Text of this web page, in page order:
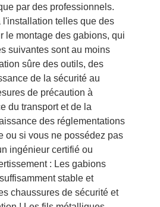
par des professionnels.
telles que des
le montage des gabions, qui
suivantes sont au moins
sûre des outils, des
de la sécurité au
de précaution à
du transport et de la
des réglementations
ou si vous ne possédez pas
ingénieur certifié ou
: Les gabions
stable et
chaussures de sécurité et